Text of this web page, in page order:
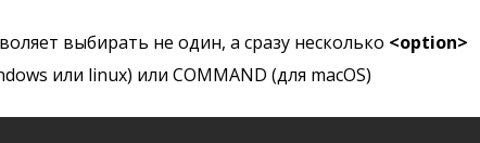
выбирать не один, а сразу несколько <option>
или linux) или COMMAND (для macOS)